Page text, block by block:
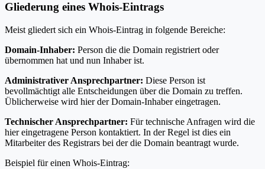
Gliederung eines Whois-Eintrags
Meist gliedert sich ein Whois-Eintrag in folgende Bereiche:
Domain-Inhaber: Person die die Domain registriert oder
übernommen hat und nun Inhaber ist.
Administrativer Ansprechpartner: Diese Person ist
bevollmächtigt alle Entscheidungen über die Domain zu treffen.
Üblicherweise wird hier der Domain-Inhaber eingetragen.
Technischer Ansprechpartner: Für technische Anfragen wird die
hier eingetragene Person kontaktiert. In der Regel ist dies ein
Mitarbeiter des Registrars bei der die Domain beantragt wurde.
Beispiel für einen Whois-Eintrag: